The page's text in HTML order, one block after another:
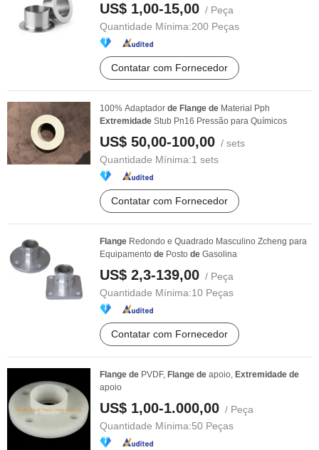
US$ 1,00-15,00 / Peça
Quantidade Mínima:200 Peças
Contatar com Fornecedor
100% Adaptador de Flange de Material Pph
Extremidade Stub Pn16 Pressão para Químicos
US$ 50,00-100,00 / sets
Quantidade Mínima:1 sets
Contatar com Fornecedor
Flange Redondo e Quadrado Masculino Zcheng para
Equipamento de Posto de Gasolina
US$ 2,3-139,00 / Peça
Quantidade Mínima:10 Peças
Contatar com Fornecedor
Flange de PVDF, Flange de apoio, Extremidade de
apoio
US$ 1,00-1.000,00 / Peça
Quantidade Mínima:50 Peças